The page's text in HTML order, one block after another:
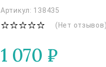
Артикул: 138435
(Нет отзывов)
1 070 ₽